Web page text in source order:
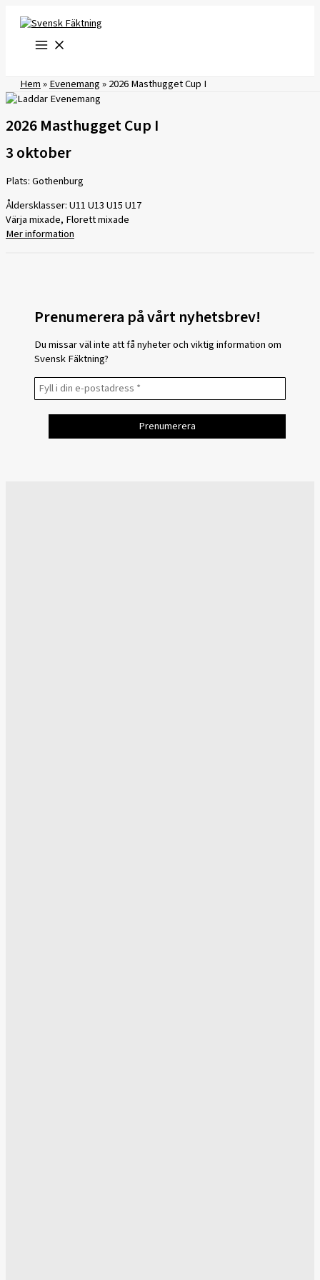
innehåll
Hem»Evenemang»2026 Masthugget Cup I
2026 Masthugget Cup I
3 oktober
Plats: Gothenburg
Åldersklasser: U11 U13 U15 U17
Värja mixade, Florett mixade
Mer information
Prenumerera på vårt nyhetsbrev!
Du missar väl inte att få nyheter och viktig information om
Svensk Fäktning?